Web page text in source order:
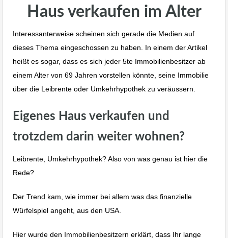
Haus verkaufen im Alter
Interessanterweise scheinen sich gerade die Medien auf
dieses Thema eingeschossen zu haben. In einem der Artikel
heißt es sogar, dass es sich jeder 5te Immobilienbesitzer ab
einem Alter von 69 Jahren vorstellen könnte, seine Immobilie
über die Leibrente oder Umkehrhypothek zu veräussern.
Eigenes Haus verkaufen und
trotzdem darin weiter wohnen?
Leibrente, Umkehrhypothek? Also von was genau ist hier die
Rede?
Der Trend kam, wie immer bei allem was das finanzielle
Würfelspiel angeht, aus den USA.
Hier wurde den Immobilienbesitzern erklärt, dass Ihr lange